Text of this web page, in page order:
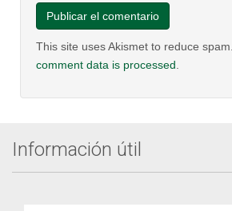
This site uses Akismet to reduce spam.
comment data is processed
Información útil